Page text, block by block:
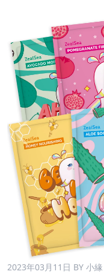
2023年03月11日 BY 小緣